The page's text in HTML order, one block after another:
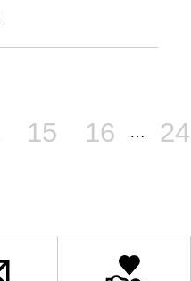
15 16 … 24